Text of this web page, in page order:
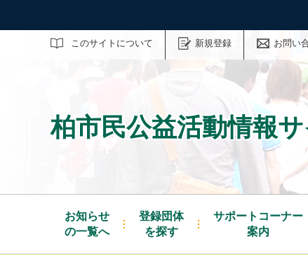
このサイトについて 新規登録 お問い
サイト内検索
柏市民公益活動情報
お知らせ
の一覧へ
登録団体
を探す
サポートコーナー
案内